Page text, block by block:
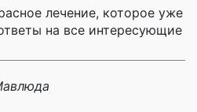
лечение, которое уже
на все интересующие